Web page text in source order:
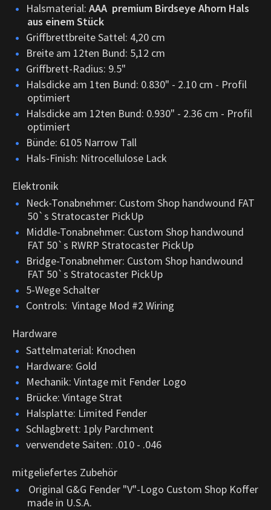
Halsmaterial: AAA premium Birdseye Ahorn Hals
aus einem Stück
Griffbrettbreite Sattel: 4,20 cm
Breite am 12ten Bund: 5,12 cm
Griffbrett-Radius: 9.5"
Halsdicke am 1ten Bund: 0.830" - 2.10 cm - Profil
optimiert
Halsdicke am 12ten Bund: 0.930" - 2.36 cm - Profil
optimiert
Bünde: 6105 Narrow Tall
Hals-Finish: Nitrocellulose Lack
Elektronik
Neck-Tonabnehmer: Custom Shop handwound FAT
50`s Stratocaster PickUp
Middle-Tonabnehmer: Custom Shop handwound
FAT 50`s RWRP Stratocaster PickUp
Bridge-Tonabnehmer: Custom Shop handwound
FAT 50`s Stratocaster PickUp
5-Wege Schalter
Controls: Vintage Mod #2 Wiring
Hardware
Sattelmaterial: Knochen
Hardware: Gold
Mechanik: Vintage mit Fender Logo
Brücke: Vintage Strat
Halsplatte: Limited Fender
Schlagbrett: 1ply Parchment
verwendete Saiten: .010 - .046
mitgeliefertes Zubehör
Original G&G Fender "V"-Logo Custom Shop Koffer
made in U.S.A.